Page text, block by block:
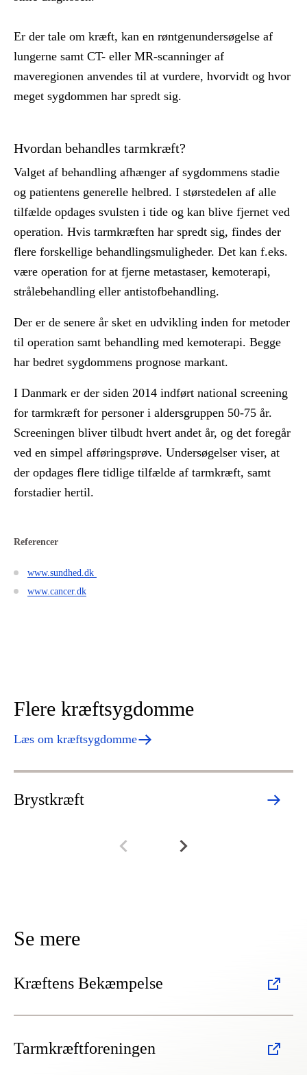
Er der tale om kræft, kan en røntgenundersøgelse af
lungerne samt CT- eller MR-scanninger af
maveregionen anvendes til at vurdere, hvorvidt og hvor
meget sygdommen har spredt sig.
Hvordan behandles tarmkræft?
Valget af behandling afhænger af sygdommens stadie
og patientens generelle helbred. I størstedelen af alle
tilfælde opdages svulsten i tide og kan blive fjernet ved
operation. Hvis tarmkræften har spredt sig, findes der
flere forskellige behandlingsmuligheder. Det kan f.eks.
være operation for at fjerne metastaser, kemoterapi,
strålebehandling eller antistofbehandling.
Der er de senere år sket en udvikling inden for metoder
til operation samt behandling med kemoterapi. Begge
har bedret sygdommens prognose markant.
I Danmark er der siden 2014 indført national screening
for tarmkræft for personer i aldersgruppen 50-75 år.
Screeningen bliver tilbudt hvert andet år, og det foregår
ved en simpel afføringsprøve. Undersøgelser viser, at
der opdages flere tidlige tilfælde af tarmkræft, samt
forstadier hertil.
Referencer
www.sundhed.dk
www.cancer.dk
Flere kræftsygdomme
Læs om kræftsygdomme
Brystkræft
Se mere
Kræftens Bekæmpelse
Tarmkræftforeningen